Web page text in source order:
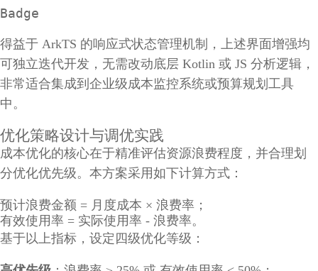
Badge
得益于 ArkTS 的响应式状态管理机制，上述界面增强均
可独立迭代开发，无需改动底层 Kotlin 或 JS 分析逻辑，
非常适合集成到企业级成本监控系统或预算规划工具
中。
优化策略设计与调优实践
成本优化的核心在于精准评估资源浪费程度，并合理划
分优化优先级。本方案采用如下计算方式：
预计浪费金额 = 月度成本 × 浪费率；
有效使用率 = 实际使用率 - 浪费率。
基于以上指标，设定四级优化等级：